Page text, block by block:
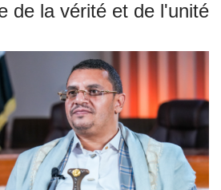
de la vérité et de l'unité